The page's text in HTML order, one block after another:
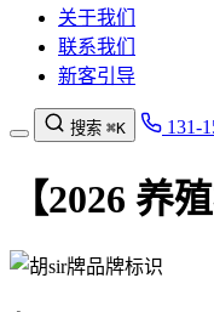
关于我们
联系我们
新客引导
搜索 ⌘K 131-
【2026 养